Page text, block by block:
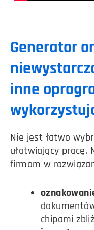
Generator
inne
Nie jest łatwo
ułatwiający pracę.
firmom w
chipami